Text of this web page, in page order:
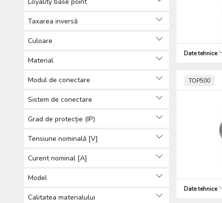
protecție împortiva incendiilor
Tuburi de protecție a cablurilor
electrice (240)
(355)
electrice (4)
Cabluri, conductori (644)
Firide de distribuţie şi cofrete (2286)
Aparataj (2476)
Tehnică de iIuminat (5982)
Sisteme de paratrăsnet (924)
Produse de protecția muncii,
Taxarea inversă
Culoare
Material
Modul de conectare
Sistem de conectare
Grad de protecție (IP)
Tensiune nominală [V]
Curent nominal [A]
Model
Calitatea materialului
Date tehnice
TOP500
Date tehnice